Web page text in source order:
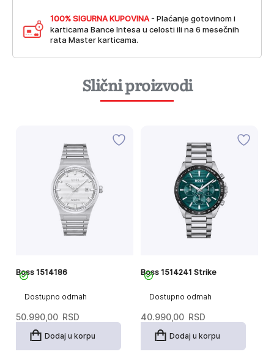
100% SIGURNA KUPOVINA - Plaćanje gotovinom i
karticama Bance Intesa u celosti ili na 6 mesečnih
rata Master karticama.
Slični proizvodi
Dostupno odmah
Boss 1514186
50.990,00 RSD
Dodaj u korpu
Dostupno odmah
Boss 1514241 Strike
40.990,00 RSD
Dodaj u korpu